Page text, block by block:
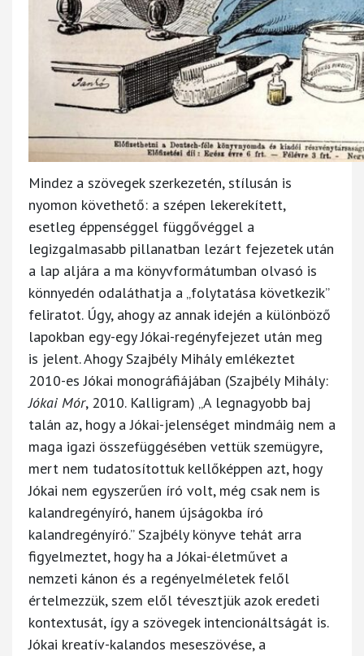
Mindez a szövegek szerkezetén, stílusán is
nyomon követhető: a szépen lekerekített,
esetleg éppenséggel függővéggel a
legizgalmasabb pillanatban lezárt fejezetek után
a lap aljára a ma könyvformátumban olvasó is
könnyedén odaláthatja a „folytatása következik”
feliratot. Úgy, ahogy az annak idején a különböző
lapokban egy-egy Jókai-regényfejezet után meg
is jelent. Ahogy Szajbély Mihály emlékeztet
2010-es Jókai monográfiájában (Szajbély Mihály:
Jókai Mór, 2010. Kalligram) „A legnagyobb baj
talán az, hogy a Jókai-jelenséget mindmáig nem a
maga igazi összefüggésében vettük szemügyre,
mert nem tudatosítottuk kellőképpen azt, hogy
Jókai nem egyszerűen író volt, még csak nem is
kalandregényíró, hanem újságokba író
kalandregényíró.” Szajbély könyve tehát arra
figyelmeztet, hogy ha a Jókai-életművet a
nemzeti kánon és a regényelméletek felől
értelmezzük, szem elől tévesztjük azok eredeti
kontextusát, így a szövegek intencionáltságát is.
Jókai kreatív-kalandos meseszövése, a